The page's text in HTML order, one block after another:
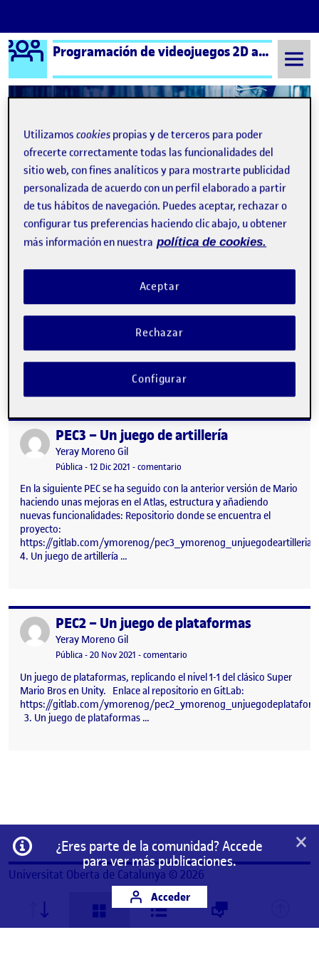
Saltar al contenido
Logo Ágora Programación de videojuegos 2D aula 2
Semestre 20211 - Aula 2 Yeray Moreno Gil
Yeray Moreno Gil
Publicado porPEC4 – PRÁCTICA FINAL
Publicado por
Yeray Moreno Gil
Fecha de publicacióncomentarioen PEC4 – PRÁCTICA FINAL
El diamante perdido El juego consiste en una chica exploradora y
se encuentra en una selva llena de dinosaurios y debe de
encontrar el diamante perdido, para ello deberá de ir
atravesando los diferentes obstáculos y eliminando los
dinosaurios que se encuentre en su camino. Para eliminar los
disparar balas de fuego, dichas balas se van apagando y si el
Publicado porPEC3 – Un juego de artillería
Publicado por
Yeray Moreno Gil
Visibilidad:
Pública-Fecha de publicación
12 Dic 2021 -comentario
En la siguiente PEC se ha seguido con la anterior versión de Mario
haciendo unas mejoras en el Atlas, estructura y añadiendo
nuevas funcionalidades: Repositorio donde se encuentra el
proyecto:
https://gitlab.com/ymorenog/pec3_ymorenog_unjuegodeartilleria
4. Un juego de artillería …
Publicado porPEC2 – Un juego de plataformas
Publicado por
Yeray Moreno Gil
Visibilidad:
Pública-Fecha de publicación
20 Nov 2021 -comentario
Un juego de plataformas, replicando el nivel 1-1 del clásico Super
Mario Bros en Unity. Enlace al repositorio en GitLab:
https://gitlab.com/ymorenog/
3. Un juego de plataformas …
Información
¿Eres parte de la comunidad? Accede
para ver más publicaciones.
Acceder
×
Universitat Oberta de Catalunya © 2026
Utilizamoscookies propias y de terceros para poder
ofrecerte correctamente todas las funcionalidades del
sitio web, con fines analíticos y para mostrarte publicidad
personalizada de acuerdo con un perfil elaborado a partir
de tus hábitos de navegación. Puedes aceptar, rechazar o
configurar tus preferencias haciendo clic abajo, u obtener
más información en nuestra política de cookies.
Rechazar
Aceptar
Configurar